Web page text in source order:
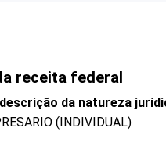
receita federal
da natureza
(INDIVIDUAL)